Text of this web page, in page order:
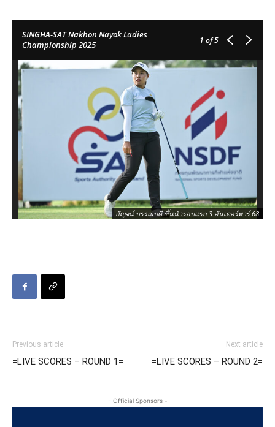
SINGHA-SAT Nakhon Nayok Ladies
Championship 2025
1 of 5
กัญจน์ บรรณบดี ขึ้นนำรอบแรก 3 อันเดอร์พาร์ 68
Previous article
=LIVE SCORES – ROUND 1=
Next article
=LIVE SCORES – ROUND 2=
- Official Sponsors -